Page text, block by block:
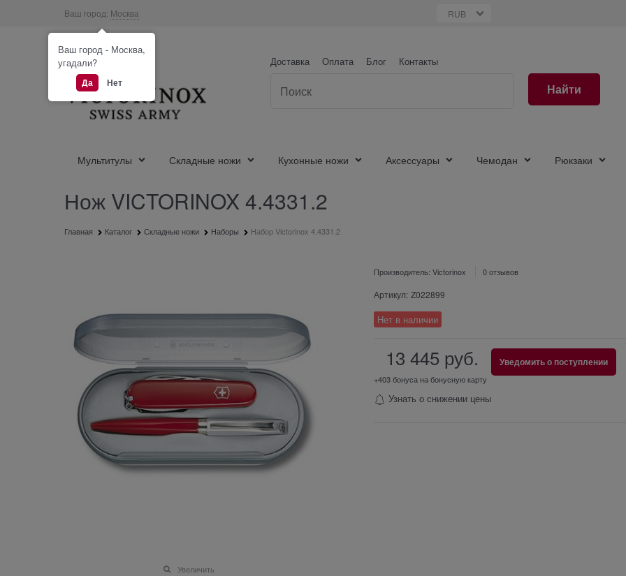
Ваш город: Москва
Доставка Оплата Блог Контакты
Найти
Мультитулы Складные ножи Кухонные ножи Аксессуары Чемодан Рюкзаки
Нож VICTORINOX 4.4331.2
Главная Каталог Складные ножи Наборы Набор Victorinox 4.4331.2
Увеличить
Производитель: Victorinox 0 отзывов
Артикул: Z022899
Нет в наличии
13 445 руб.
+403 бонуса на бонусную карту
Узнать о снижении цены
Уведомить о поступлении
Ваш город - Москва,
угадали?
Да Нет